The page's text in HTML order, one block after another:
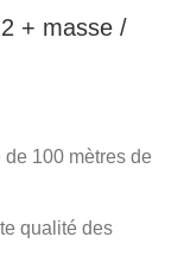
+ masse /
100 mètres de
qualité des